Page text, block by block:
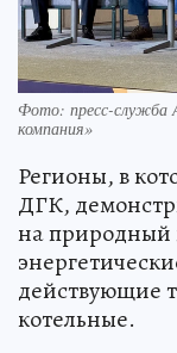
Фото: пресс-служба
компания»
Регионы, в
ДГК,
на природный
действующие
котельные.